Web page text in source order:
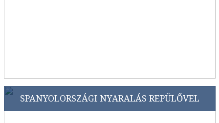
SPANYOLORSZÁGI NYARALÁS REPÜLŐVEL